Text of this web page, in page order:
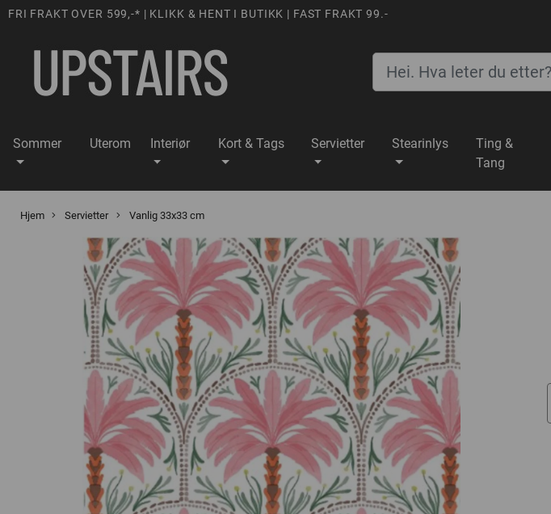
FRI FRAKT OVER 599,-* | KLIKK & HENT I BUTIKK | FAST FRAKT 99.-
Sommer Uterom Interiør Kort & Tags Servietter Stearinlys
Ting &
Tang
Hjem Servietter Vanlig 33x33 cm